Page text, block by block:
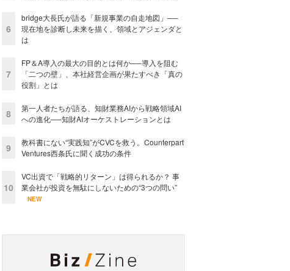
6
bridge大長氏が語る「新規事業の自走地図」──
現在地を診断し未来を描く、領域とアジェンダと
は
7
FP＆A導入の最大の目的とは何か──導入を阻む
「二つの壁」、本社経営企画が果たすべき「真の
役割」とは
8
第一人者たちが語る、知財業務AIから戦略領域AI
への進化──知財AIオーケストレーションとは
9
教科書にない“実践知”がCVCを救う。Counterpart
Ventures西条氏に聞く成功の条件
10
VC出資で「戦略的リターン」は得られるか？ 事
業会社が投資を無駄にしないための“3つの問い”
NEW